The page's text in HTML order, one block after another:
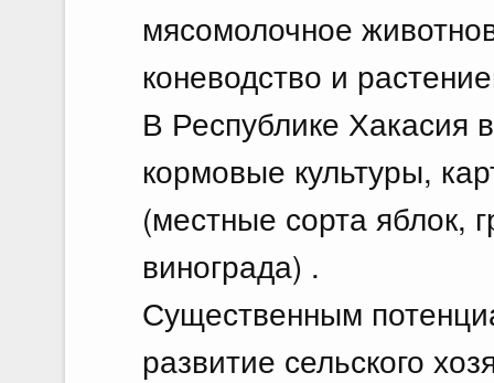
мясомолочное
коневодство и
В Республике
кормовые культуры,
(местные сорта яблок,
винограда) .
Существенным
развитие сельского